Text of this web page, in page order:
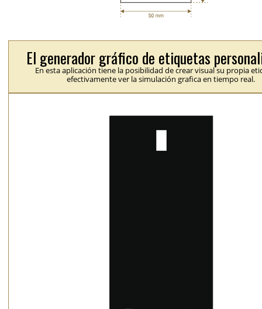
El generador gráfico de etiquetas
En esta aplicación tiene la posibilidad de crear visual su propia
efectivamente ver la simulación grafica en tiempo real.